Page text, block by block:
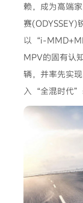
赖，成为高端
赛(ODYSSEY)
以“i-
MPV的固有认
辆，并率先实
入“全混时代”